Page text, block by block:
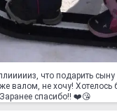
что подарить сыну
валом, не хочу! Хотелось
спасибо!! ❤️😘